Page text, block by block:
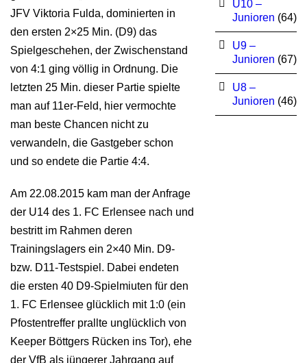
JFV Viktoria Fulda, dominierten in
den ersten 2×25 Min. (D9) das
Spielgeschehen, der Zwischenstand
von 4:1 ging völlig in Ordnung. Die
letzten 25 Min. dieser Partie spielte
man auf 11er-Feld, hier vermochte
man beste Chancen nicht zu
verwandeln, die Gastgeber schon
und so endete die Partie 4:4.
Am 22.08.2015 kam man der Anfrage
der U14 des 1. FC Erlensee nach und
bestritt im Rahmen deren
Trainingslagers ein 2×40 Min. D9-
bzw. D11-Testspiel. Dabei endeten
die ersten 40 D9-Spielmiuten für den
1. FC Erlensee glücklich mit 1:0 (ein
Pfostentreffer prallte unglücklich von
Keeper Böttgers Rücken ins Tor), ehe
der VfB als jüngerer Jahrgang auf
U10 –
Junioren (64)
U9 –
Junioren (67)
U8 –
Junioren (46)